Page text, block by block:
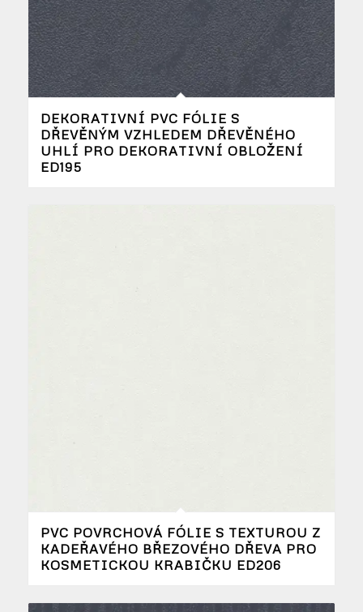
DEKORATIVNÍ PVC FÓLIE S
DŘEVĚNÝM VZHLEDEM DŘEVĚNÉHO
UHLÍ PRO DEKORATIVNÍ OBLOŽENÍ
ED195
PVC POVRCHOVÁ FÓLIE S TEXTUROU Z
KADEŘAVÉHO BŘEZOVÉHO DŘEVA PRO
KOSMETICKOU KRABIČKU ED206